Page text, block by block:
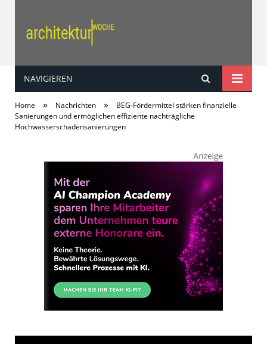
architektur | woche
NAVIGIEREN
Home » Nachrichten »
BEG-Fördermittel stärken finanzielle
Sanierungen und ermöglichen effiziente nachträgliche
Hochwasserschadensanierungen